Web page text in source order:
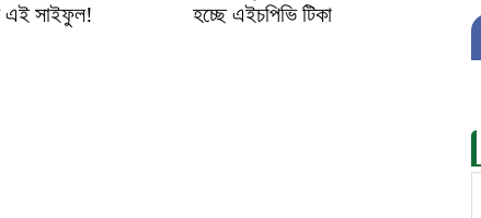
এই সাইফুল!
হচ্ছে এইচপিভি টিকা